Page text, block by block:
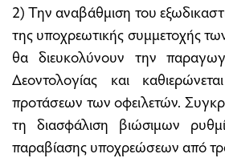
2) Την αναβάθμιση του
της υποχρεωτικής συμμετοχής
θα διευκολύνουν την
Δεοντολογίας και
προτάσεων των οφειλετών.
τη διασφάλιση βιώσιμων
παραβίασης υποχρεώσεων από